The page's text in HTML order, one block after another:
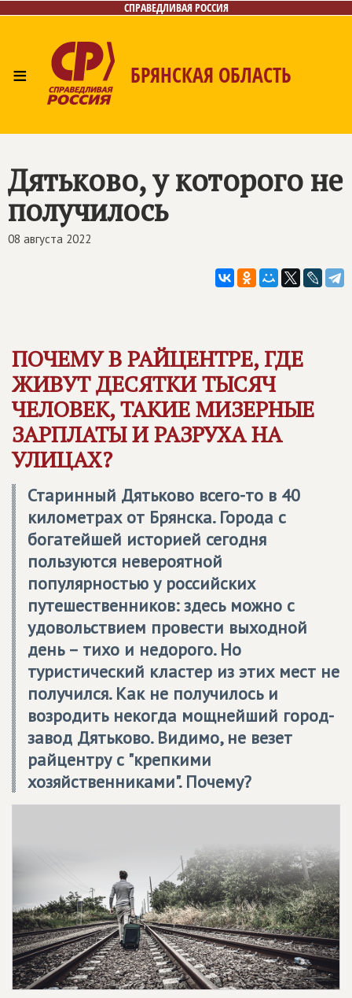
СПРАВЕДЛИВАЯ РОССИЯ
≡ БРЯНСКАЯ ОБЛАСТЬ
Дятьково, у которого не
получилось
08 августа 2022
ПОЧЕМУ В РАЙЦЕНТРЕ, ГДЕ
ЖИВУТ ДЕСЯТКИ ТЫСЯЧ
ЧЕЛОВЕК, ТАКИЕ МИЗЕРНЫЕ
ЗАРПЛАТЫ И РАЗРУХА НА
УЛИЦАХ?
Старинный Дятьково всего-то в 40
километрах от Брянска. Города с
богатейшей историей сегодня
пользуются невероятной
популярностью у российских
путешественников: здесь можно с
удовольствием провести выходной
день – тихо и недорого. Но
туристический кластер из этих мест не
получился. Как не получилось и
возродить некогда мощнейший город-
завод Дятьково. Видимо, не везет
райцентру с "крепкими
хозяйственниками". Почему?